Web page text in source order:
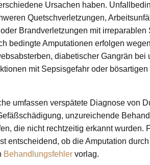
Ursachen haben.
Quetschverletzungen,
Brandverletzungen mit irreparablen
bedingte Amputationen erfolgen
diabetischer Gangrän bei
mit Sepsisgefahr oder
umfassen verspätete Diagnose von
unzureichende
die nicht rechtzeitig erkannt wurden.
entscheidend, ob die Amputation
Behandlungsfehler vorlag.